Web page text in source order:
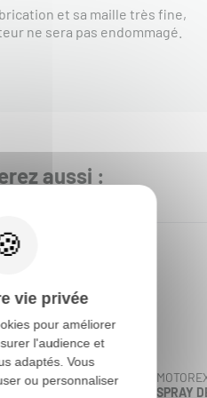
et sa maille très fine,
ne sera pas endommagé.
aussi :
FILTRE À AIR DUAL
SPRAY
vie privée
pour améliorer
l'audience et
adaptés. Vous
ou personnaliser